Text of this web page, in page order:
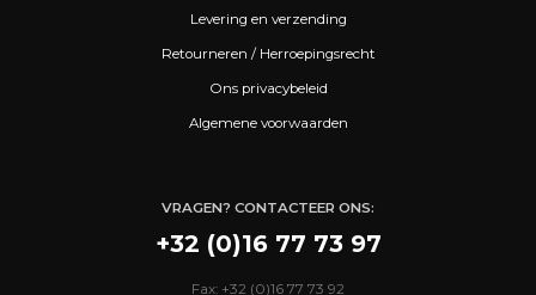
Levering en verzending
Retourneren / Herroepingsrecht
Ons privacybeleid
Algemene voorwaarden
VRAGEN? CONTACTEER ONS:
+32 (0)16 77 73 97
Fax: +32 (0)16 77 73 92